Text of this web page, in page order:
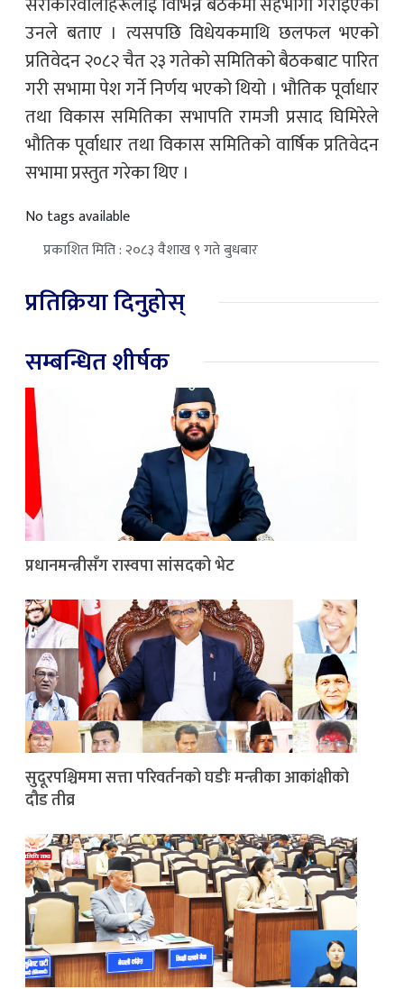
उनले बताए । त्यसपछि विधेयकमाथि छलफल भएको
प्रतिवेदन २०८२ चैत २३ गतेको समितिको बैठकबाट पारित
गरी सभामा पेश गर्ने निर्णय भएको थियो । भौतिक पूर्वाधार
तथा विकास समितिका सभापति रामजी प्रसाद घिमिरेले
भौतिक पूर्वाधार तथा विकास समितिको वार्षिक प्रतिवेदन
सभामा प्रस्तुत गरेका थिए ।
No tags available
प्रकाशित मिति : २०८३ वैशाख ९ गते बुधबार
प्रतिक्रिया दिनुहोस्
सम्बन्धित शीर्षक
प्रधानमन्त्रीसँग रास्वपा सांसदको भेट
सुदूरपश्चिममा सत्ता परिवर्तनको घडीः मन्त्रीका आकांक्षीको
दौड तीव्र